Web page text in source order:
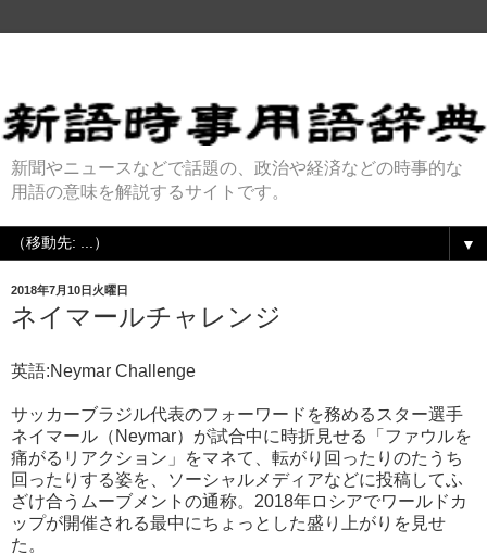
新聞やニュースなどで話題の、政治や経済などの時事的な
用語の意味を解説するサイトです。
▼
2018年7月10日火曜日
ネイマールチャレンジ
英語:Neymar Challenge
サッカーブラジル代表のフォーワードを務めるスター選手
ネイマール（Neymar）が試合中に時折見せる「ファウルを
痛がるリアクション」をマネて、転がり回ったりのたうち
回ったりする姿を、ソーシャルメディアなどに投稿してふ
ざけ合うムーブメントの通称。2018年ロシアでワールドカ
ップが開催される最中にちょっとした盛り上がりを見せ
た。